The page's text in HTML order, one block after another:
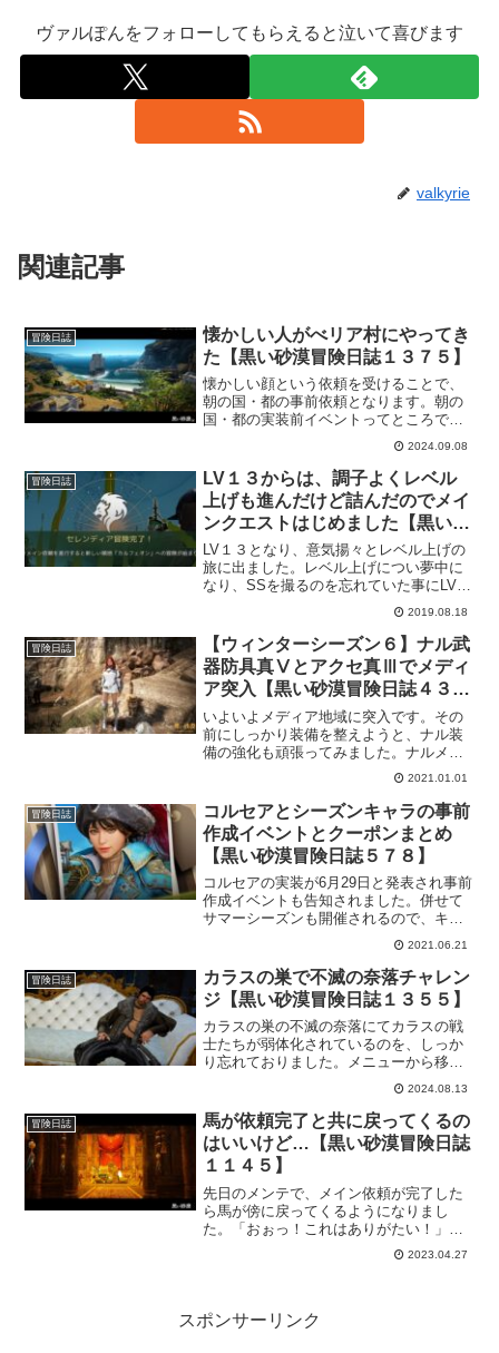
ヴァルぽんをフォローしてもらえると泣いて喜びます
valkyrie
関連記事
冒険日誌
懐かしい人がべリア村にやってき
た【黒い砂漠冒険日誌１３７５】
懐かしい顔という依頼を受けることで、
朝の国・都の事前依頼となります。朝の
国・都の実装前イベントってところです
ね。この依頼では、朝の国で一緒に旅を
した人と会うことができ、朝の国のもう
一人の人物を思い返すことになります。
いよいよ実装間近ですねー。
2024.09.08
冒険日誌
LV１３からは、調子よくレベル
上げも進んだけど詰んだのでメイ
ンクエストはじめました【黒い砂
漠冒険日誌１４】
LV１３となり、意気揚々とレベル上げの
旅に出ました。レベル上げについ夢中に
なり、SSを撮るのを忘れていた事にLV３
１になってから気づいたのは遅すぎまし
た（称号はちょくちょく撮ってたのに
ｗ）でも、それまで倒されることもなく
順調にいってたので気にしないように。
2019.08.18
冒険日誌
【ウィンターシーズン６】ナル武
器防具真Ⅴとアクセ真Ⅲでメディ
ア突入【黒い砂漠冒険日誌４３
５】
いよいよメディア地域に突入です。その
前にしっかり装備を整えようと、ナル装
備の強化も頑張ってみました。ナルメイ
ン武器と補助武器、防具は真Ⅴまで強化
してアクセサリーも真Ⅲまで強化するこ
とができました。これで、トゥバラ装備
までなんとかなるでしょう。
2021.01.01
冒険日誌
コルセアとシーズンキャラの事前
作成イベントとクーポンまとめ
【黒い砂漠冒険日誌５７８】
コルセアの実装が6月29日と発表され事前
作成イベントも告知されました。併せて
サマーシーズンも開催されるので、キャ
ラ作成イベントも開催。今回はコルセア
でサマーシーズンを過ごそうと思いま
す。明るいキャラ設定が楽しそうです
し、強そうですし。
2021.06.21
冒険日誌
カラスの巣で不滅の奈落チャレン
ジ【黒い砂漠冒険日誌１３５５】
カラスの巣の不滅の奈落にてカラスの戦
士たちが弱体化されているのを、しっか
り忘れておりました。メニューから移動
できることに気付かずにカラスの巣まで
行きましたけど、思わぬプレゼントがっ
たので、これはこれでよかったんじゃな
いかなーと思いました。
2024.08.13
冒険日誌
馬が依頼完了と共に戻ってくるの
はいいけど…【黒い砂漠冒険日誌
１１４５】
先日のメンテで、メイン依頼が完了した
ら馬が傍に戻ってくるようになりまし
た。「おぉっ！これはありがたい！」と
思って確認してきました。…確かにあり
がたいから、言いにくいんだけど「オン
2023.04.27
スポンサーリンク